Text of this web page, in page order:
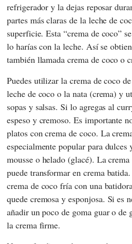
refrigerador y la dejas reposar
partes más claras de la leche de
superficie. Esta “crema de coco”
lo harías con la leche. Así se
también llamada crema de coco o
Puedes utilizar la crema de coco
leche de coco o la nata (crema) y
sopas y salsas. Si lo agregas al
espeso y cremoso. Es importante
platos con crema de coco. La
especialmente popular para dulces
mousse o helado (glacé). La
puede transformar en crema
crema de coco fría con una
quede cremosa y esponjosa. Si es
añadir un poco de goma guar o de
la crema firme.